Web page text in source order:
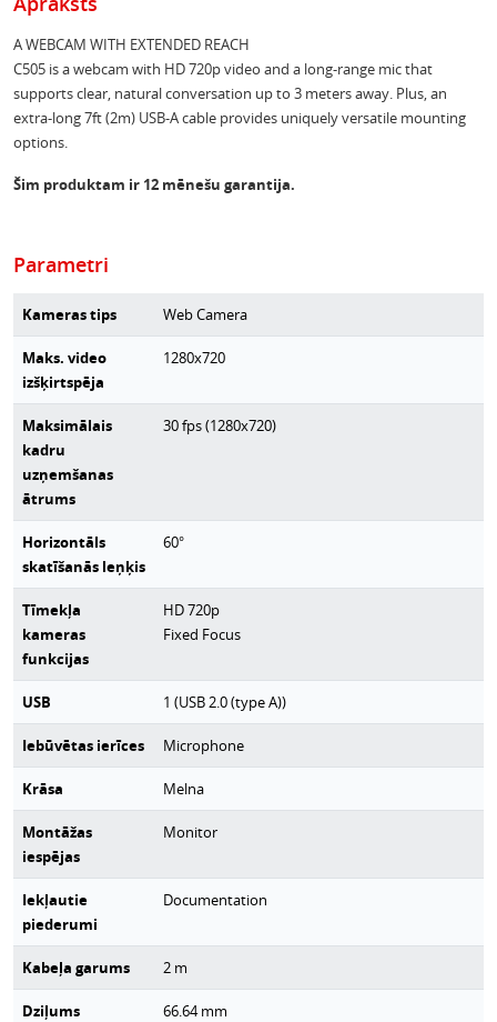
A WEBCAM WITH EXTENDED REACH
C505 is a webcam with HD 720p video and a long-range mic that
supports clear, natural conversation up to 3 meters away. Plus, an
extra-long 7ft (2m) USB-A cable provides uniquely versatile mounting
options.
Šim produktam ir 12 mēnešu garantija.
Parametri
Kameras tips Web Camera
Maks. video
izšķirtspēja
1280x720
Maksimālais
kadru
uzņemšanas
ātrums
30 fps (1280x720)
Horizontāls
skatīšanās leņķis
60°
Tīmekļa
kameras
funkcijas
HD 720p
Fixed Focus
USB 1 (USB 2.0 (type A))
Iebūvētas ierīces Microphone
Krāsa Melna
Montāžas
iespējas
Monitor
Iekļautie
piederumi
Documentation
Kabeļa garums 2 m
Dziļums 66.64mm